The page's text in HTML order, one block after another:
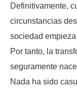
Definitivamente,
circunstancias
sociedad
Por tanto, la
seguramente
Nada ha sido